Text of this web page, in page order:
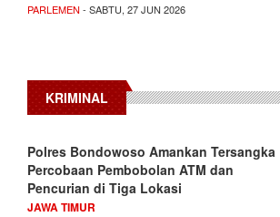
PARLEMEN - SABTU, 27 JUN 2026
KRIMINAL
Polres Bondowoso Amankan Tersangka
Percobaan Pembobolan ATM dan
Pencurian di Tiga Lokasi
JAWA TIMUR